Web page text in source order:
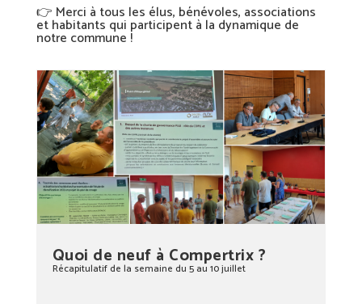
👉 Merci à tous les élus, bénévoles, associations
et habitants qui participent à la dynamique de
notre commune !
Quoi de neuf à Compertrix ?
Récapitulatif de la semaine du 5 au 10 juillet